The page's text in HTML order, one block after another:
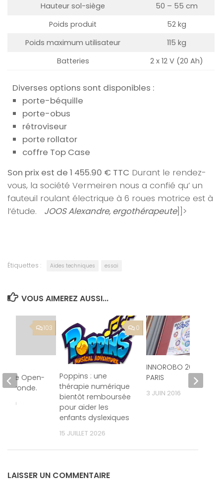
Hauteur sol-siège
50 – 55 cm
Poids produit
52 kg
Poids maximum utilisateur
115 kg
Batteries
2 x 12 V (20 Ah)
Diverses options sont disponibles :
porte-béquille
porte-obus
rétroviseur
porte rollator
coffre Top Case
Son prix est de 1 455.90 € TTC Durant le rendez-
vous, la société Vermeiren nous a confié qu’ un
fauteuil roulant électrique à 6 roues motrice est à
l’étude.
JOOS Alexandre, ergothérapeute]]>
Étiquettes : Aides techniques essai
VOUS AIMEREZ AUSSI...
0
Poppins : une
thérapie numérique
bientôt remboursée
pour aider les
enfants dyslexiques
15 JUILLET 2026
INNOROBO 2016 |
PARIS
3 JUIN 2016
103
Open-
ronde.
LAISSER UN COMMENTAIRE